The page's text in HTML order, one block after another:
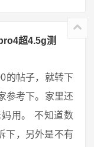
超4.5g测
的帖子，就转下
参考下。家里还
用。 不知道数
下，另外是不有